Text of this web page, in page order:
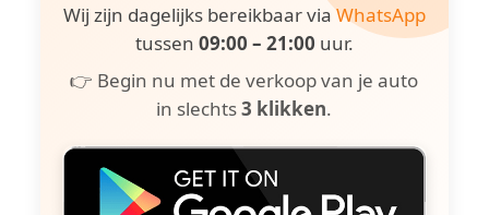
Wij zijn dagelijks bereikbaar viaWhatsApp
tussen 09:00 – 21:00 uur.
👉 Begin nu met de verkoop van je auto
in slechts3 klikken.